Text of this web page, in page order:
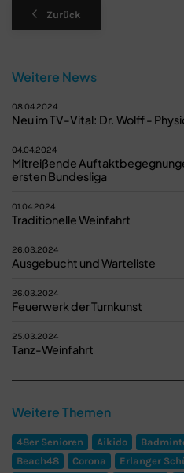
Zurück
Weitere News
08.04.2024
Neu im TV-Vital: Dr. Wolff -
04.04.2024
Mitreißende
ersten Bundesliga
01.04.2024
Traditionelle Weinfahrt
26.03.2024
Ausgebucht und Warteliste
26.03.2024
Feuerwerk der Turnkunst
25.03.2024
Tanz-Weinfahrt
Weitere Themen
48er Senioren Aikido
Beach48
Corona Erlanger